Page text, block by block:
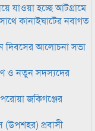
যাওয়া হচ্ছে আটগ্রামে
কানাইঘাটের নবাগত
দিবসের আলোচনা সভা
ও নতুন সদস্যদের
জকিগঞ্জের
(উপশহর) প্রবাসী